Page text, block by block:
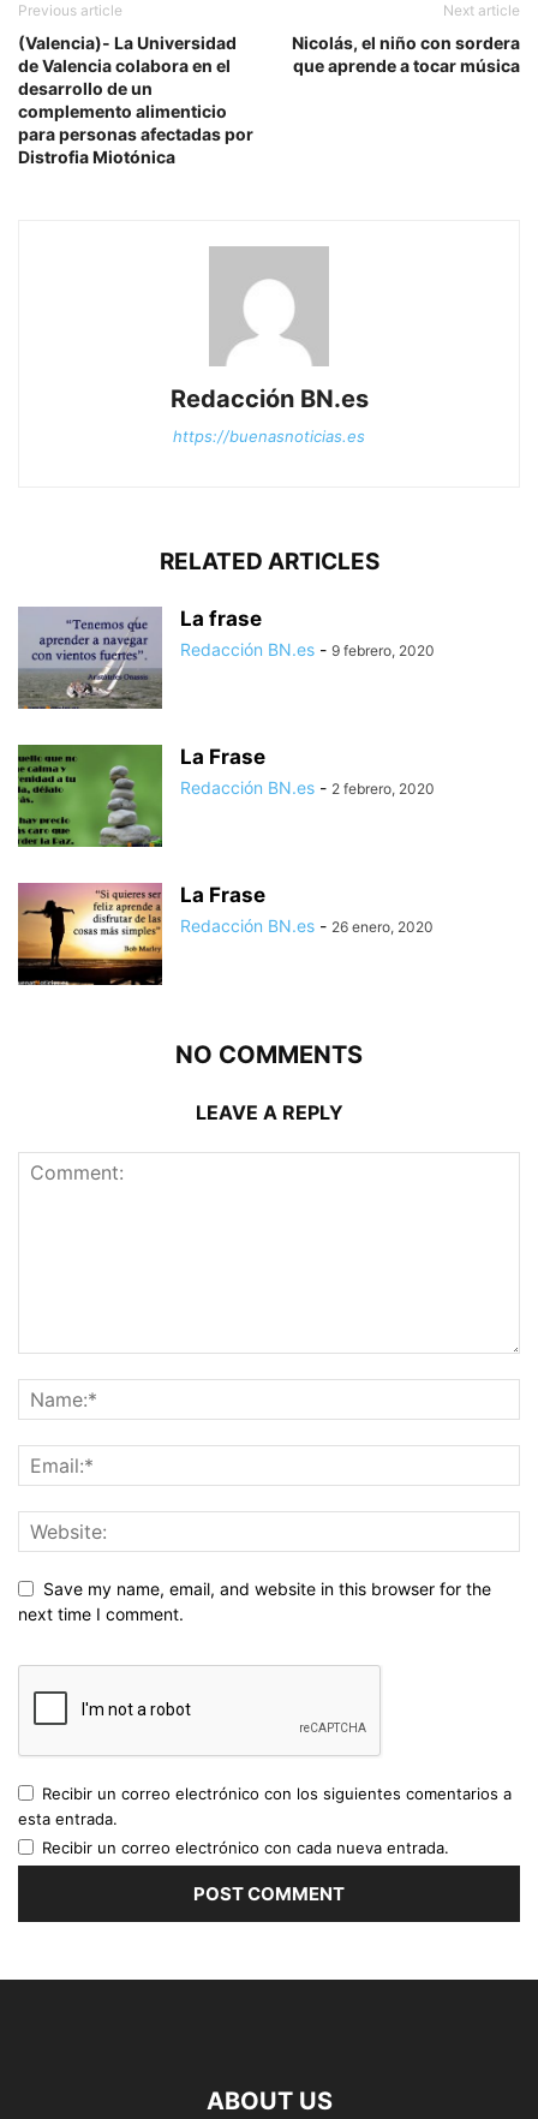
Previous article
(Valencia)- La Universidad
de Valencia colabora en el
desarrollo de un
complemento alimenticio
para personas afectadas por
Distrofia Miotónica
Next article
Nicolás, el niño con sordera
que aprende a tocar música
Redacción BN.es
https://buenasnoticias.es
RELATED ARTICLES
La frase
Redacción BN.es - 9 febrero, 2020
La Frase
Redacción BN.es - 2 febrero, 2020
La Frase
Redacción BN.es - 26 enero, 2020
NO COMMENTS
LEAVE A REPLY
Save my name, email, and website in this browser for the
next time I comment.
Recibir un correo electrónico con los siguientes comentarios a
esta entrada.
Recibir un correo electrónico con cada nueva entrada.
ABOUT US